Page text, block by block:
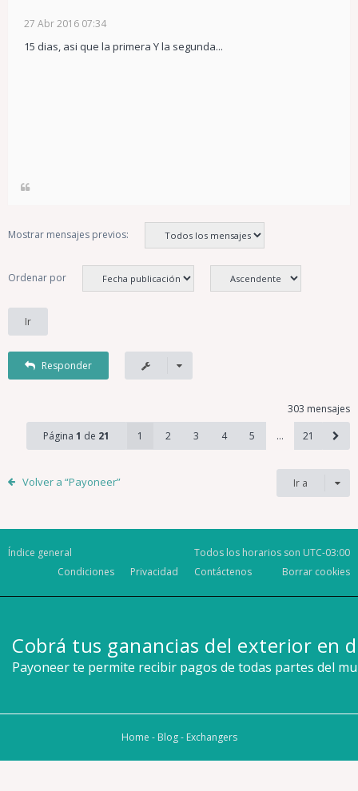
27 Abr 2016 07:34
15 dias, asi que la primera Y la segunda...
Mostrar mensajes previos:
Ordenar por
Responder
303 mensajes
Página 1 de 21 1 2 3 4 5 … 21
Volver a “Payoneer” Ir a
Índice general Todos los horarios son UTC-03:00
Borrar cookies
Contáctenos
Privacidad
Condiciones
Cobrá tus ganancias del exterior en
Payoneer te permite recibir pagos de todas partes del
Home - Blog- Exchangers